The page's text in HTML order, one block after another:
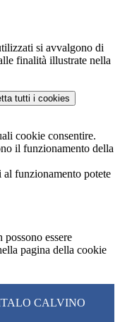
si avvalgono di
finalità illustrate nella
tutti i cookies
cookie consentire.
il funzionamento della
al funzionamento potete
essere
pagina della cookie
CALVINO